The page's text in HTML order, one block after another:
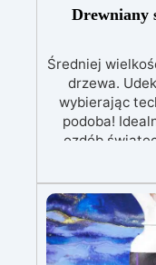
Drewniany
Średniej
drzewa.
wybierając
podoba!
ozdób
Dodaj
stworzyć
krojenia,
podpowie
x 20 wys. x 0,5